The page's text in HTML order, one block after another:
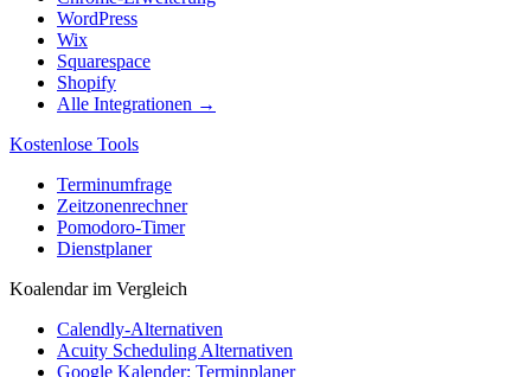
WordPress
Wix
Squarespace
Shopify
Alle Integrationen →
Kostenlose Tools
Terminumfrage
Zeitzonenrechner
Pomodoro-Timer
Dienstplaner
Koalendar im Vergleich
Calendly-Alternativen
Acuity Scheduling Alternativen
Google Kalender: Terminplaner